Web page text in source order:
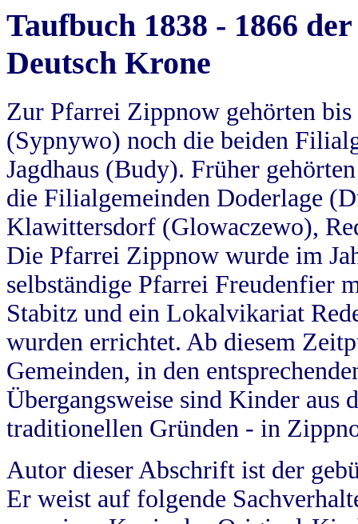
Taufbuch 1838 - 1866
Deutsch Krone
Zur Pfarrei Zippnow gehörten
(Sypnywo) noch die beiden
Jagdhaus (Budy). Früher
die Filialgemeinden Doderlage
Klawittersdorf (Glowaczewo),
Die Pfarrei Zippnow wurde im
selbständige Pfarrei Freudenfier
Stabitz und ein Lokalvikariat
wurden errichtet. Ab diesem
Gemeinden, in den
Übergangsweise sind Kinder aus
traditionellen Gründen - in
Autor dieser Abschrift ist der
Er weist auf folgende